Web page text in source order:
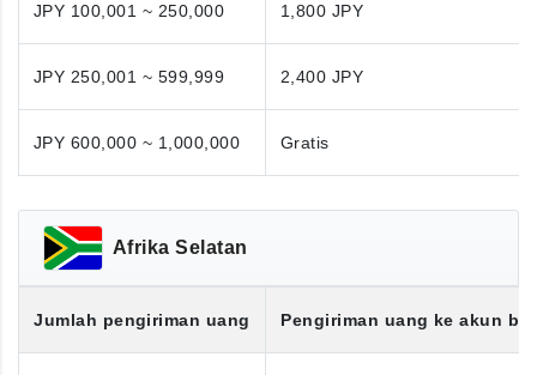
JPY 100,001 ~ 250,000 1,800 JPY
JPY 250,001 ~ 599,999 2,400 JPY
JPY 600,000 ~ 1,000,000 Gratis
Afrika Selatan
Jumlah pengiriman uang Pengiriman uang ke akun